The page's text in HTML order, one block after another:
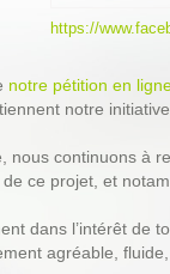
https://
notre pétition en
notre
nous continuons à
ce projet, et
dans l’intérêt de
agréable,